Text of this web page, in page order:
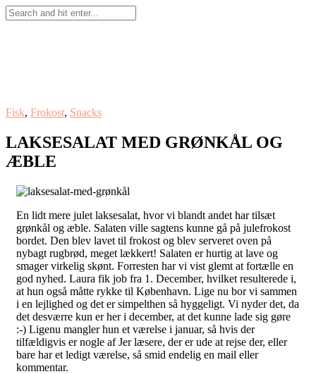
Fisk, Frokost, Snacks
LAKSESALAT MED GRØNKÅL OG
ÆBLE
En lidt mere julet laksesalat, hvor vi blandt andet har tilsæt
grønkål og æble. Salaten ville sagtens kunne gå på julefrokost
bordet. Den blev lavet til frokost og blev serveret oven på
nybagt rugbrød, meget lækkert! Salaten er hurtig at lave og
smager virkelig skønt. Forresten har vi vist glemt at fortælle en
god nyhed. Laura fik job fra 1. December, hvilket resulterede i,
at hun også måtte rykke til København. Lige nu bor vi sammen
i en lejlighed og det er simpelthen så hyggeligt. Vi nyder det, da
det desværre kun er her i december, at det kunne lade sig gøre
:-) Ligenu mangler hun et værelse i januar, så hvis der
tilfældigvis er nogle af Jer læsere, der er ude at rejse der, eller
bare har et ledigt værelse, så smid endelig en mail eller
kommentar.